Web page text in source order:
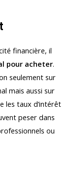
financière, il
pour acheter.
seulement sur
mais aussi sur
les taux d’intérêt
peser dans
ou